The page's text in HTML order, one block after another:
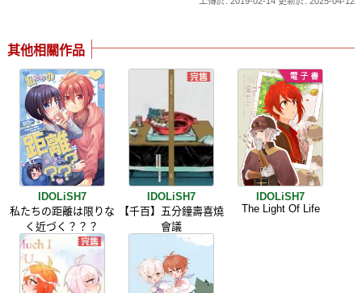
其他相關作品
IDOLiSH7
私たちの距離は限りな
く近づく？？？
IDOLiSH7
【千百】五分鐘壽喜燒
會議
IDOLiSH7
The Light Of Life